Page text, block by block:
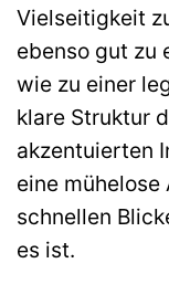
Vielseitigkeit
ebenso gut zu
wie zu einer
klare Struktur
akzentuierten
eine
schnellen
es ist.